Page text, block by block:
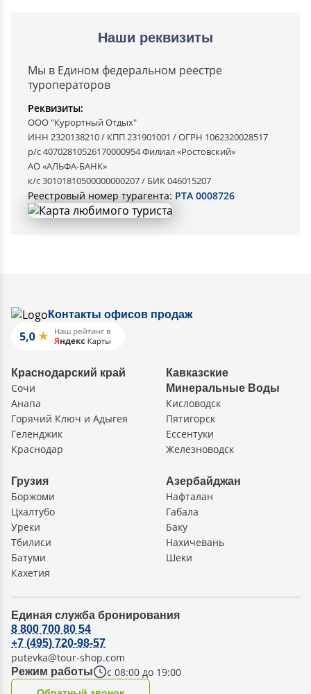
Наши реквизиты
Мы в Едином федеральном реестре
туроператоров
Реквизиты:
ООО "Курортный Отдых"
ИНН 2320138210 / КПП 231901001 / ОГРН 1062320028517
р/с 40702810526170000954 Филиал «Ростовский»
АО «АЛЬФА-БАНК»
к/с 30101810500000000207 / БИК 046015207
Реестровый номер турагента: РТА 0008726
Контакты офисов продаж
Краснодарский край
Сочи
Анапа
Горячий Ключ и Адыгея
Геленджик
Краснодар
Кавказские
Минеральные Воды
Кисловодск
Пятигорск
Ессентуки
Железноводск
Грузия
Боржоми
Цхалтубо
Уреки
Тбилиси
Батуми
Кахетия
Азербайджан
Нафталан
Габала
Баку
Нахичевань
Шеки
Единая служба бронирования
Режим работы с 08:00 до 19:00
8 800 700 80 54
+7 (495) 720-98-57
putevka@tour-shop.com